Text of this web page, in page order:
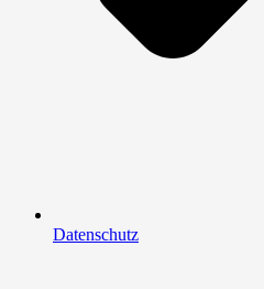
Datenschutz